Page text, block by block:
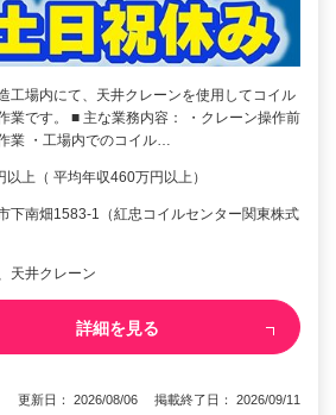
工場内にて、天井クレーンを使用してコイル
業です。 ■ 主な業務内容： ・クレーン操作前
業 ・工場内でのコイル…
以上（ 平均年収460万円以上）
下南畑1583-1（紅忠コイルセンター関東株式
天井クレーン
詳細を見る
更新日： 2026/08/06 掲載終了日： 2026/09/11